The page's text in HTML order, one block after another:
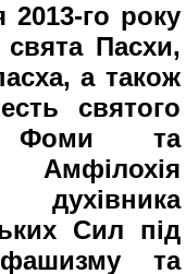
2013-го року
Пасхи,
а також
святого
Фоми та
Сил під
фашизму та